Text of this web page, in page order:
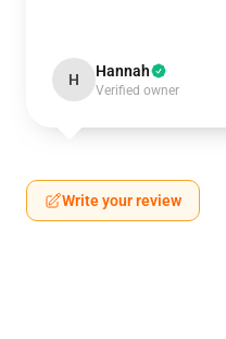
H Hannah
Verified owner
Write your review